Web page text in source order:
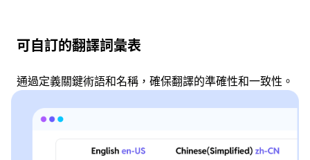
可自訂的翻譯詞彙表
通過定義關鍵術語和名稱，確保翻譯的準確性和一致性。